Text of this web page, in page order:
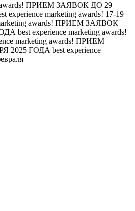
ПРИЕМ ЗАЯВОК ДО 29
experience marketing awards! 17-19
awards! ПРИЕМ ЗАЯВОК
best experience marketing awards!
marketing awards! ПРИЕМ
2025 ГОДА best experience